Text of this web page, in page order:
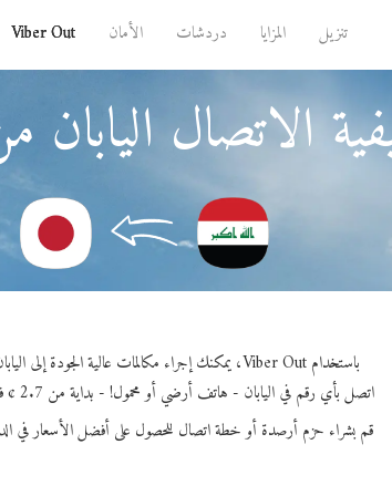
تنزيل المزايا دردشات الأمان Viber Out
الاتصال اليابان
باستخدام Viber Out، يمكنك إجراء مكالمات عالية الجودة إلى اليابان من العراق.
اتصل بأي رقم في اليابان - هاتف أرضي أو محمول! - بداية من 2.7 ¢ فقط لكل دقيقة.
قم بشراء حزم أرصدة أو خطة اتصال للحصول على أفضل الأسعار في